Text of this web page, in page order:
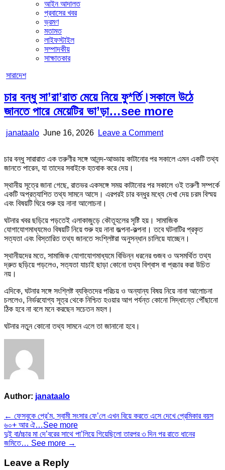
আইন আদালত
প্রবাসের খবর
ভ্রমণ
মতামত
লাইফস্টাইল
সম্পাদকীয়
সাক্ষাতকার
Posted
সারাদেশ
চার বন্ধু সা’রা’রাত মেয়ে নিয়ে ফু*র্তি।সকালে উঠে
জানতে পারে মেয়েটির ভা’ড়া…see more
Author:
janataalo Published
June 16, 2026 Leave a Commenton
সা’রা’রাত
ফু*র্তি।
সকালে
পারে
মেয়েটির
ভা’ড়া…
more
চার বন্ধু সারারাত এক তরুণীর সঙ্গে আনন্দ-আড্ডায় কাটানোর পর সকালে এমন একটি তথ্য
জানতে পারেন, যা তাদের সবাইকে হতবাক করে দেয়।
স্থানীয় সূত্রে জানা গেছে, রাতভর একসঙ্গে সময় কাটানোর পর সকালে ওই তরুণী সম্পর্কে
একটি অপ্রত্যাশিত তথ্য সামনে আসে। এরপরই চার বন্ধুর মধ্যে দেখা দেয় চরম বিস্ময়
এবং বিষয়টি ঘিরে শুরু হয় নানা আলোচনা।
ঘটনার খবর ছড়িয়ে পড়তেই এলাকাজুড়ে কৌতূহলের সৃষ্টি হয়। সামাজিক
যোগাযোগমাধ্যমেও বিষয়টি নিয়ে শুরু হয় নানা জল্পনা-কল্পনা। তবে ঘটনাটির প্রকৃত
সত্যতা এবং বিস্তারিত তথ্য জানতে সংশ্লিষ্টরা অনুসন্ধান চালিয়ে যাচ্ছেন।
স্থানীয়দের মতে, সামাজিক যোগাযোগমাধ্যমে বিভিন্ন ধরনের গুজব ও অসমর্থিত তথ্য
দ্রুত ছড়িয়ে পড়লেও, সত্যতা যাচাই ছাড়া কোনো তথ্য বিশ্বাস বা প্রচার করা উচিত
নয়।
এদিকে, ঘটনার সঙ্গে সংশ্লিষ্ট ব্যক্তিদের পরিচয় ও অন্যান্য বিষয় নিয়ে নানা আলোচনা
চললেও, নির্ভরযোগ্য সূত্র থেকে নিশ্চিত হওয়ার আগ পর্যন্ত কোনো সিদ্ধান্তে পৌঁছানো
ঠিক হবে না বলে মনে করছেন সচেতন মহল।
ঘটনার নতুন কোনো তথ্য সামনে এলে তা জানানো হবে।
Author: janataalo
Post
navigation
← ফেসবুকে প্রে’ম, স্বামী সংসার ফে’লে এখন বিয়ে করতে এসে দেখে প্রেমিকার বয়স
৬০+ আর ঐ…See more
দুই বা/চ্চার মা দে’বরের সাথে পা’লিয়ে গিয়েছিলো তারপর ৩ দিন পর রাতে ধানের
জমিতে… See more →
Leave a Reply